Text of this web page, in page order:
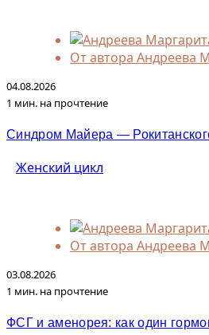
От автора Андреева
04.08.2026
1 мин. на прочтение
Синдром Майера —
Женский цикл
От автора Андреева
03.08.2026
1 мин. на прочтение
ФСГ и аменорея: как один